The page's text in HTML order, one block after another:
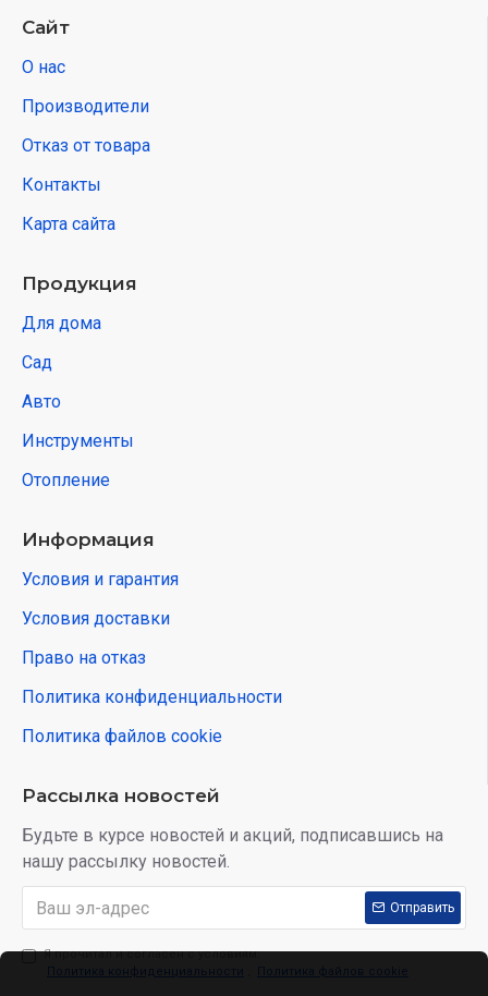
Сайт
О нас
Производители
Отказ от товара
Контакты
Карта сайта
Продукция
Для дома
Сад
Авто
Инструменты
Отопление
Информация
Условия и гарантия
Условия доставки
Право на отказ
Политика конфиденциальности
Политика файлов cookie
Рассылка новостей
Будьте в курсе новостей и акций, подписавшись на
нашу рассылку новостей.
Отправить
Я прочитал и согласен с условиям:
Политика конфиденциальности
Политика файлов cookie